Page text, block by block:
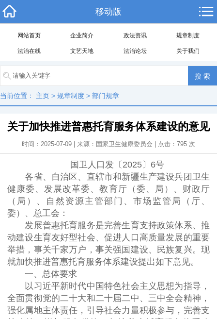
移动版
网站首页 企业简介 政法资讯 规章制度
法治在线 文艺天地 法治论坛 关于我们
当前位置： 主页 > 规章制度 > 部门规章
关于加快推进普惠托育服务体系建设的意见
时间：2025-07-09 | 来源：国家卫生健康委员会 | 点击： 795 次
国卫人口发〔2025〕6号
各省、自治区、直辖市和新疆生产建设兵团卫生
健康委、发展改革委、教育厅（委、局）、财政厅
（局）、自然资源主管部门、市场监管局（厅、
委）、总工会：
发展普惠托育服务是完善生育支持政策体系、推
动建设生育友好型社会、促进人口高质量发展的重要
举措，事关千家万户，事关强国建设、民族复兴。现
就加快推进普惠托育服务体系建设提出如下意见。
一、总体要求
以习近平新时代中国特色社会主义思想为指导，
全面贯彻党的二十大和二十届二中、三中全会精神，
强化属地主体责任，引导社会力量积极参与，完善支